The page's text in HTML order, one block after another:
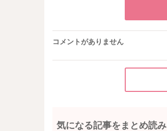
コメントがありません
気になる記事をまとめ読み